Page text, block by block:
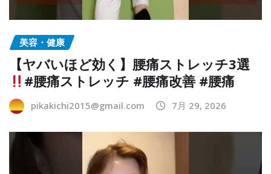
美容・健康
【ヤバいほど効く】腰痛ストレッチ3選
#腰痛ストレッチ #腰痛改善 #腰痛
pikakichi2015@gmail.com 7月 29, 2026